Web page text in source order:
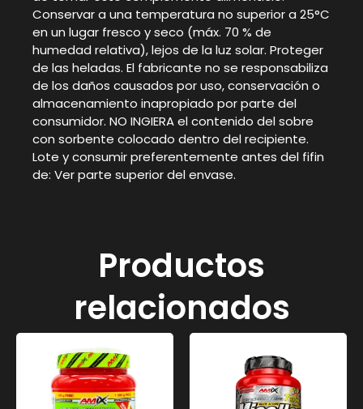
Conservar a una temperatura no superior a 25°C
en un lugar fresco y seco (máx. 70 % de
humedad relativa), lejos de la luz solar. Proteger
de las heladas. El fabricante no se responsabiliza
de los daños causados por uso, conservación o
almacenamiento inapropiado por parte del
consumidor. NO INGIERA el contenido del sobre
con sorbente colocado dentro del recipiente.
Lote y consumir preferentemente antes del fifin
de: Ver parte superior del envase.
Productos
relacionados